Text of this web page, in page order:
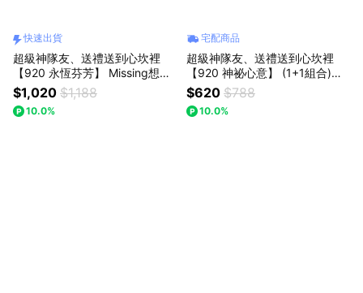
快速出貨
超級神隊友、送禮送到心坎裡
【920 永恆芬芳】 Missing想念
你｜史迪奇花束(預購)：(預購)
$1,020 $1,188
10.0%
宅配商品
超級神隊友、送禮送到心坎裡
【920 神祕心意】 (1+1組合)
【粉迷你花束+粉晶熊】｜【Mis
sing想念你】｜迷你口袋花束 :
七夕情人節/父親節(預購)
$620 $788
10.0%